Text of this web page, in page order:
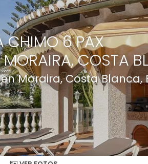
CHIMO 6 PAX
COSTA
Moraira, Costa Blanca,